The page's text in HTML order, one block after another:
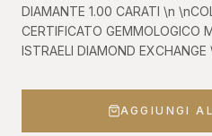
DIAMANTE 1.00 CARATI \n
CERTIFICATO GEMMOLOGICO
ISTRAELI DIAMOND
AGGIUNGI